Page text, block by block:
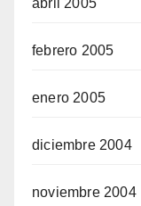
abril 2005
febrero 2005
enero 2005
diciembre 2004
noviembre 2004